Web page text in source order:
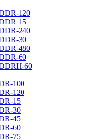
120
15
240
30
480
60
60
100
120
15
30
45
60
75